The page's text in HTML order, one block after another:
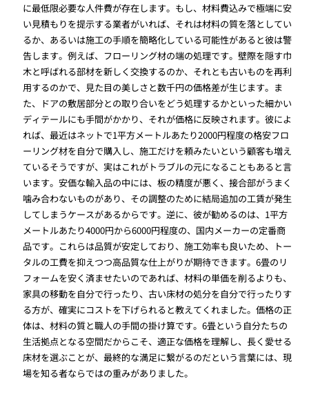
に最低限必要な人件費が存在します。もし、材料費込みで極端に安
い見積もりを提示する業者がいれば、それは材料の質を落としてい
るか、あるいは施工の手順を簡略化している可能性があると彼は警
告します。例えば、フローリング材の端の処理です。壁際を隠す巾
木と呼ばれる部材を新しく交換するのか、それとも古いものを再利
用するのかで、見た目の美しさと数千円の価格差が生じます。ま
た、ドアの敷居部分との取り合いをどう処理するかといった細かい
ディテールにも手間がかかり、それが価格に反映されます。彼によ
れば、最近はネットで1平方メートルあたり2000円程度の格安フロ
ーリング材を自分で購入し、施工だけを頼みたいという顧客も増え
ているそうですが、実はこれがトラブルの元になることもあると言
います。安価な輸入品の中には、板の精度が悪く、接合部がうまく
噛み合わないものがあり、その調整のために結局追加の工賃が発生
してしまうケースがあるからです。逆に、彼が勧めるのは、1平方
メートルあたり4000円から6000円程度の、国内メーカーの定番商
品です。これらは品質が安定しており、施工効率も良いため、トー
タルの工費を抑えつつ高品質な仕上がりが期待できます。6畳のリ
フォームを安く済ませたいのであれば、材料の単価を削るよりも、
家具の移動を自分で行ったり、古い床材の処分を自分で行ったりす
る方が、確実にコストを下げられると教えてくれました。価格の正
体は、材料の質と職人の手間の掛け算です。6畳という自分たちの
生活拠点となる空間だからこそ、適正な価格を理解し、長く愛せる
床材を選ぶことが、最終的な満足に繋がるのだという言葉には、現
場を知る者ならではの重みがありました。